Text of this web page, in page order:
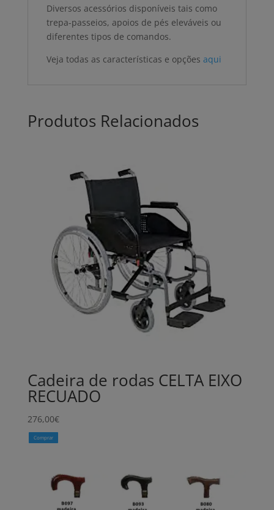
Diversos acessórios disponíveis tais como
trepa-passeios, apoios de pés eleváveis ou
diferentes tipos de comandos.
Veja todas as características e opções aqui
Produtos Relacionados
Cadeira de rodas CELTA EIXO
RECUADO
276,00€
Comprar